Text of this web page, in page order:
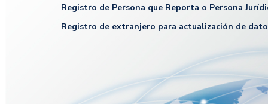
Registro de Persona que Reporta o Persona
Registro de extranjero para actualización de